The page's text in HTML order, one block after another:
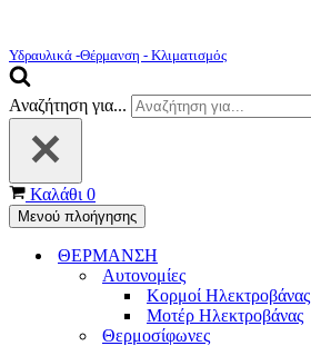
Υδραυλικά -Θέρμανση - Κλιματισμός
Αναζήτηση για...
Καλάθι 0
Μενού πλοήγησης
ΘΕΡΜΑΝΣΗ
Αυτονομίες
Κορμοί Ηλεκτροβάνας
Μοτέρ Ηλεκτροβάνας
Θερμοσίφωνες